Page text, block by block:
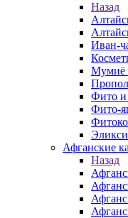
Назад
Иван-
Мумиё
Фито и
Фито-
Афганские
Назад